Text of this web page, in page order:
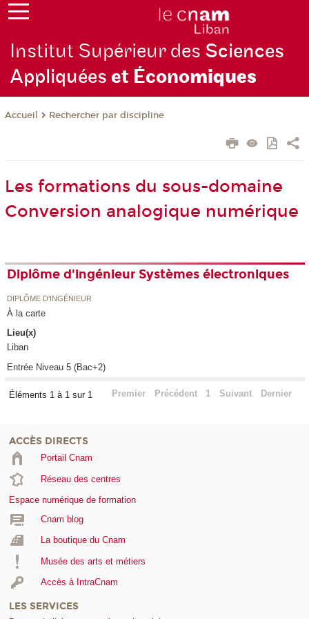
Institut Supérieur des Sciences
Appliquéeset Économiques
Accueil Rechercher par discipline
Les formations du sous-domaine
Conversion analogique numérique
Diplôme d'ingénieur Systèmes électroniques
DIPLÔME D'INGÉNIEUR
À la carte
Lieu(x)
Liban
Entrée Niveau 5 (Bac+2)
Éléments 1 à 1 sur 1 Premier Précédent 1 Suivant Dernier
ACCÈS DIRECTS
Portail Cnam
Réseau des centres
Espace numérique de formation
Cnam blog
La boutique du Cnam
Musée des arts et métiers
Accès à IntraCnam
LES SERVICES